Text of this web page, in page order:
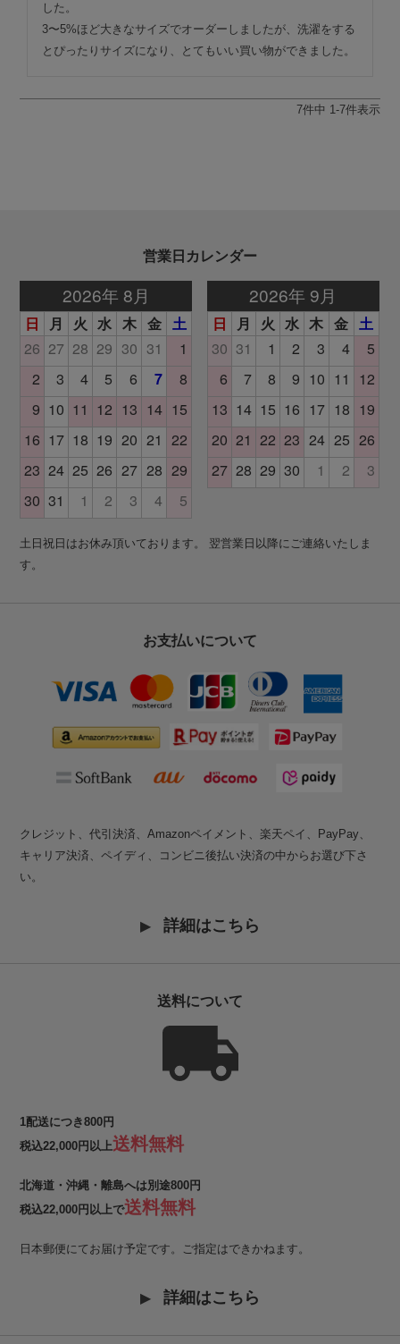
した。
3〜5%ほど大きなサイズでオーダーしましたが、洗濯をする
とぴったりサイズになり、とてもいい買い物ができました。
7件中 1-7件表示
営業日カレンダー
土日祝日はお休み頂いております。 翌営業日以降にご連絡いたしま
す。
お支払いについて
クレジット、代引決済、Amazonペイメント、楽天ペイ、PayPay、
キャリア決済、ペイディ、コンビニ後払い決済の中からお選び下さ
い。
詳細はこちら
送料について
1配送につき800円
税込22,000円以上送料無料
北海道・沖縄・離島へは別途800円
税込22,000円以上で送料無料
日本郵便にてお届け予定です。ご指定はできかねます。
詳細はこちら